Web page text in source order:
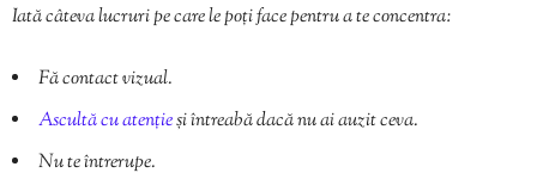
Iată câteva lucruri pe care le poți face pentru a te concentra:
Fă contact vizual.
Ascultă cu atențieși întreabă dacă nu ai auzit ceva.
Nu te întrerupe.